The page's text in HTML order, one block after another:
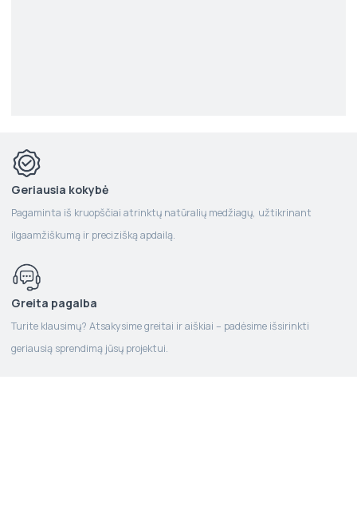
Geriausia kokybė
Pagaminta iš kruopščiai atrinktų natūralių medžiagų, užtikrinant
ilgaamžiškumą ir precizišką apdailą.
Greita pagalba
Turite klausimų? Atsakysime greitai ir aiškiai – padėsime išsirinkti
geriausią sprendimą jūsų projektui.